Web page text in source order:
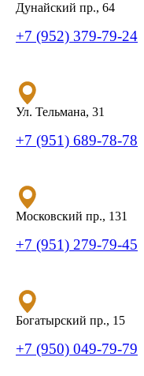
Дунайский пр., 64
+7 (952) 379-79-24
Ул. Тельмана, 31
+7 (951) 689-78-78
Московский пр., 131
+7 (951) 279-79-45
Богатырский пр., 15
+7 (950) 049-79-79